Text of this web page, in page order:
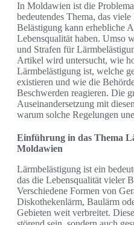
In Moldawien ist die
bedeutendes Thema, das
Belästigung kann erhebliche
Lebensqualität haben. Umso
und Strafen für
Artikel wird untersucht, wie
Lärmbelästigung ist, welche
existieren und wie die
Beschwerden reagieren. Die
Auseinandersetzung mit
warum solche Regelungen
Einführung in das Thema
Moldawien
Lärmbelästigung ist ein
das die Lebensqualität vieler
Verschiedene Formen von
Diskothekenlärm, Baulärm
Gebieten weit verbreitet.